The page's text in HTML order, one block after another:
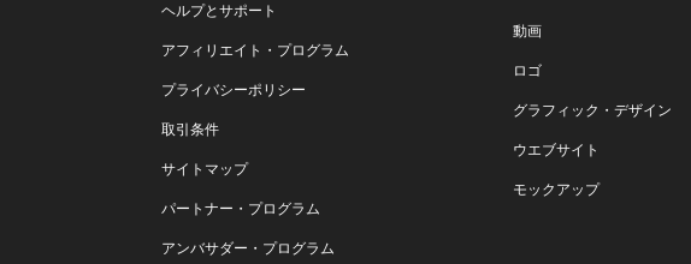
ヘルプとサポート
アフィリエイト・プログラム
プライバシーポリシー
取引条件
サイトマップ
パートナー・プログラム
アンバサダー・プログラム
動画
ロゴ
グラフィック・デザイン
ウエブサイト
モックアップ